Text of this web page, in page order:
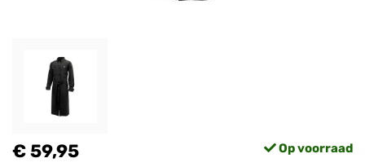
€ 59,95 Op voorraad